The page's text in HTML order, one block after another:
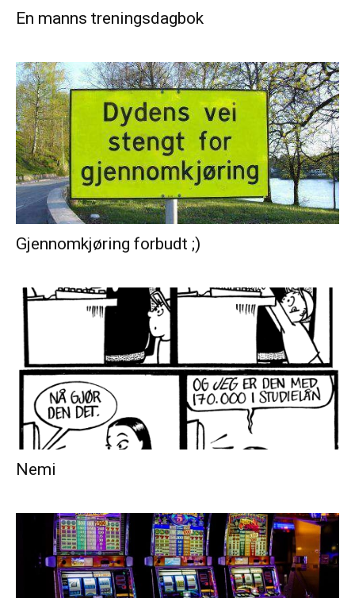
En manns treningsdagbok
Gjennomkjøring forbudt ;)
Nemi